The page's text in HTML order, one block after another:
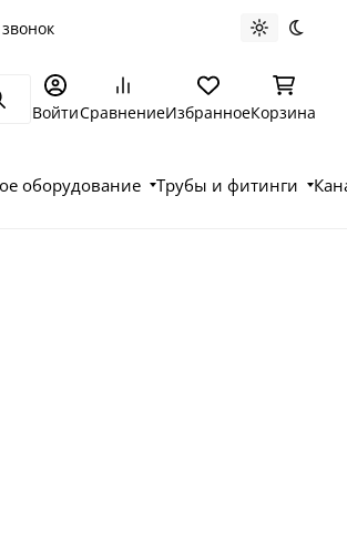
Светлая
ВойтиСравнениеИзбранноеКорзина
оборудование Трубы и фитинги